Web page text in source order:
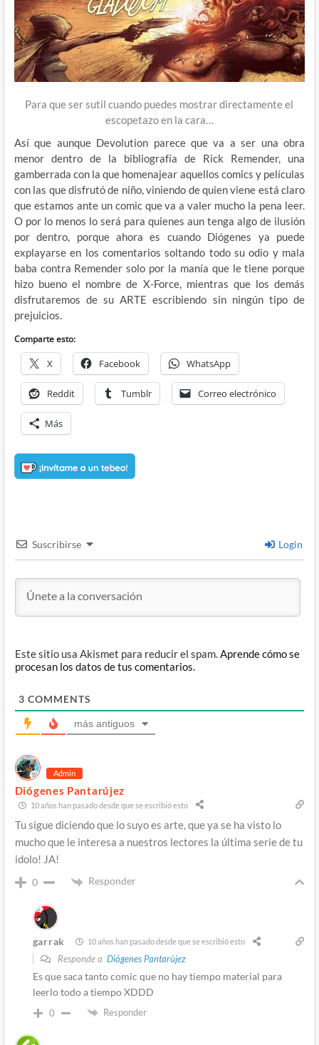
Para que ser sutil cuando puedes mostrar directamente el
escopetazo en la cara…
Así que aunque Devolution parece que va a ser una obra
menor dentro de la bibliografía de Rick Remender, una
gamberrada con la que homenajear aquellos comics y películas
con las que disfrutó de niño, viniendo de quien viene está claro
que estamos ante un comic que va a valer mucho la pena leer.
O por lo menos lo será para quienes aun tenga algo de ilusión
por dentro, porque ahora es cuando Diógenes ya puede
explayarse en los comentarios soltando todo su odio y mala
baba contra Remender solo por la manía que le tiene porque
hizo bueno el nombre de X-Force, mientras que los demás
disfrutaremos de su ARTE escribiendo sin ningún tipo de
prejuicios.
Comparte esto:
X Facebook WhatsApp
Reddit Tumblr Correo electrónico
Más
Suscribirse Login
Este sitio usa Akismet para reducir el spam.Aprende cómo se
procesan los datos de tus comentarios.
3 COMMENTS
más antiguos
Admin
Diógenes Pantarújez
10 años han pasado desde que se escribió esto
Tu sigue diciendo que lo suyo es arte, que ya se ha visto lo
mucho que le interesa a nuestros lectores la última serie de tu
idolo! JA!
0 Responder
garrak 10 años han pasado desde que se escribió esto
Responde a Diógenes Pantarújez
Es que saca tanto comic que no hay tiempo material para
leerlo todo a tiempo XDDD
0 Responder